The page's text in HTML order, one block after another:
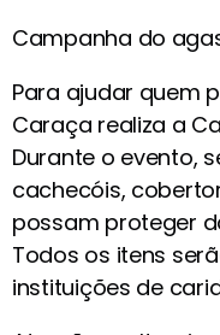
Campanha do
Para ajudar quem
Caraça realiza a
Durante o evento,
cachecóis,
possam proteger
Todos os itens
instituições de